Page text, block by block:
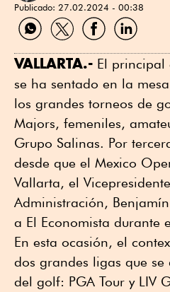
Publicado: 27.02.2024 - 00:38
Compartir
por
Compartir
por
Compartir
por
Compartir
por
VALLARTA.- El principal
se ha sentado en la
los grandes torneos de
Majors, femeniles,
Grupo Salinas. Por
desde que el Mexico
Vallarta, el
Administración,
a El Economista durante
En esta ocasión, el
dos grandes ligas que
del golf: PGA Tour y LIV